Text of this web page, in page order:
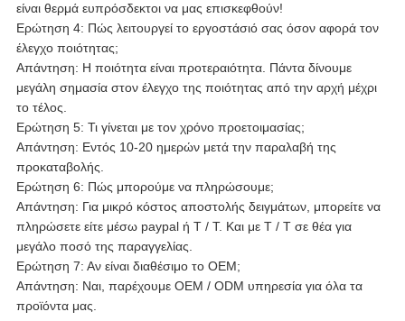
είναι θερμά ευπρόσδεκτοι να μας επισκεφθούν!
Ερώτηση 4: Πώς λειτουργεί το εργοστάσιό σας όσον αφορά τον
έλεγχο ποιότητας;
Απάντηση: Η ποιότητα είναι προτεραιότητα. Πάντα δίνουμε
μεγάλη σημασία στον έλεγχο της ποιότητας από την αρχή μέχρι
το τέλος.
Ερώτηση 5: Τι γίνεται με τον χρόνο προετοιμασίας;
Απάντηση: Εντός 10-20 ημερών μετά την παραλαβή της
προκαταβολής.
Ερώτηση 6: Πώς μπορούμε να πληρώσουμε;
Απάντηση: Για μικρό κόστος αποστολής δειγμάτων, μπορείτε να
πληρώσετε είτε μέσω paypal ή T / T. Και με T / T σε θέα για
μεγάλο ποσό της παραγγελίας.
Ερώτηση 7: Αν είναι διαθέσιμο το OEM;
Απάντηση: Ναι, παρέχουμε OEM / ODM υπηρεσία για όλα τα
προϊόντα μας.